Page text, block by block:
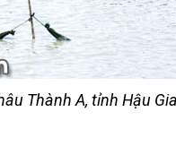
Thành A, tỉnh Hậu